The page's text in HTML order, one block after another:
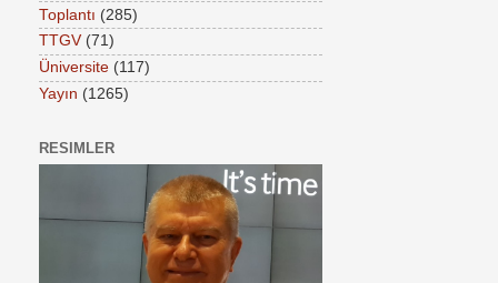
Toplantı (285)
TTGV (71)
Üniversite (117)
Yayın (1265)
RESIMLER